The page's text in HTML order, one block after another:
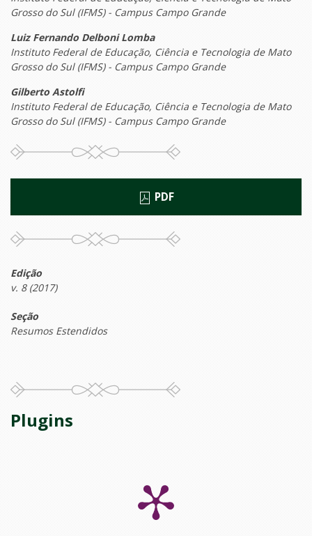
Grosso do Sul (IFMS) - Campus Campo Grande
Luiz Fernando Delboni Lomba
Instituto Federal de Educação, Ciência e Tecnologia de Mato
Grosso do Sul (IFMS) - Campus Campo Grande
Gilberto Astolfi
Instituto Federal de Educação, Ciência e Tecnologia de Mato
Grosso do Sul (IFMS) - Campus Campo Grande
PDF
Edição
v. 8 (2017)
Seção
Resumos Estendidos
Plugins